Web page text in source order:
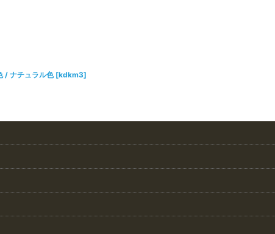
/ ナチュラル色 [kdkm3]